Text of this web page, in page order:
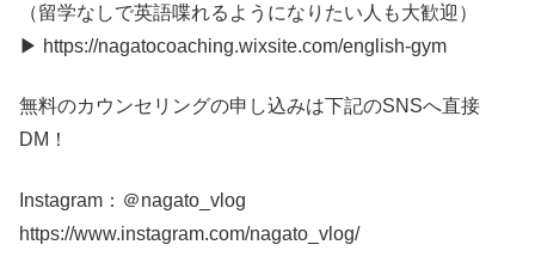
（留学なしで英語喋れるようになりたい人も大歓迎）
▶︎ https://nagatocoaching.wixsite.com/english-gym
無料のカウンセリングの申し込みは下記のSNSへ直接
DM！
Instagram：＠nagato_vlog
https://www.instagram.com/nagato_vlog/